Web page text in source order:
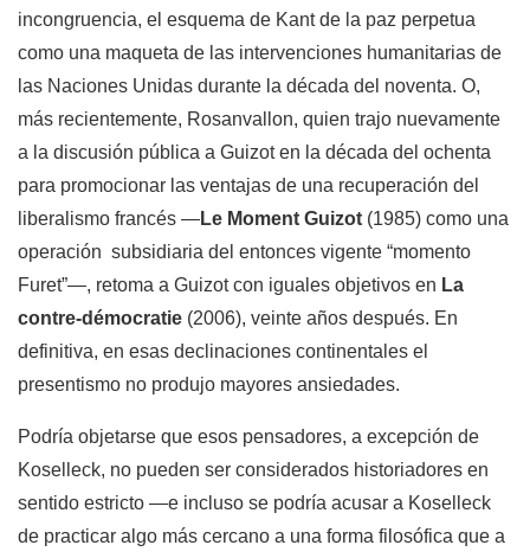
incongruencia, el esquema de Kant de la paz perpetua
como una maqueta de las intervenciones humanitarias de
las Naciones Unidas durante la década del noventa. O,
más recientemente, Rosanvallon, quien trajo nuevamente
a la discusión pública a Guizot en la década del ochenta
para promocionar las ventajas de una recuperación del
liberalismo francés —Le Moment Guizot (1985) como una
operación subsidiaria del entonces vigente “momento
Furet”—, retoma a Guizot con iguales objetivos en La
contre-démocratie (2006), veinte años después. En
definitiva, en esas declinaciones continentales el
presentismo no produjo mayores ansiedades.
Podría objetarse que esos pensadores, a excepción de
Koselleck, no pueden ser considerados historiadores en
sentido estricto —e incluso se podría acusar a Koselleck
de practicar algo más cercano a una forma filosófica que a